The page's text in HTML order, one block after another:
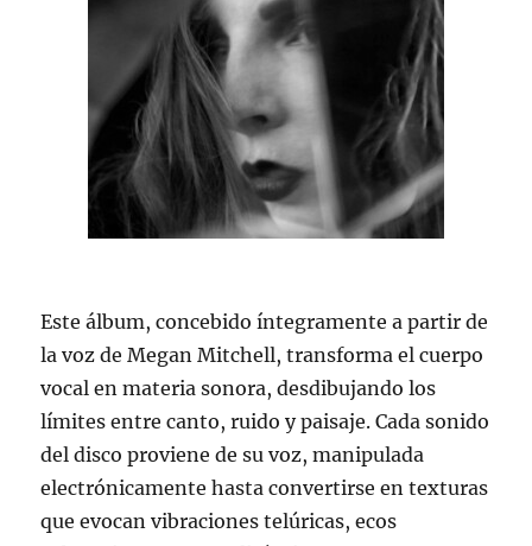
Este álbum, concebido íntegramente a partir de
la voz de Megan Mitchell, transforma el cuerpo
vocal en materia sonora, desdibujando los
límites entre canto, ruido y paisaje. Cada sonido
del disco proviene de su voz, manipulada
electrónicamente hasta convertirse en texturas
que evocan vibraciones telúricas, ecos